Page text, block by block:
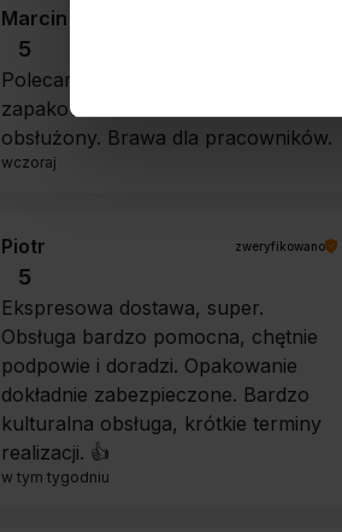
Marcin
5
Polecam szybko sprawnie dobrze
zapakowane Zostałem świetnie
obsłużony. Brawa dla pracowników.
wczoraj
Piotr zweryfikowano
5
Ekspresowa dostawa, super.
Obsługa bardzo pomocna, chętnie
podpowie i doradzi. Opakowanie
dokładnie zabezpieczone. Bardzo
kulturalna obsługa, krótkie terminy
realizacji. 👍️
w tym tygodniu